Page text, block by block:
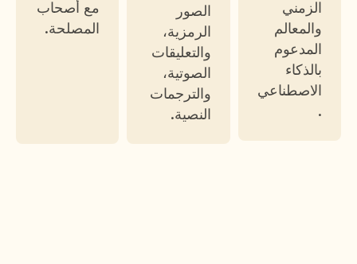
الاصطناعي
.
النصية.
المصلحة.